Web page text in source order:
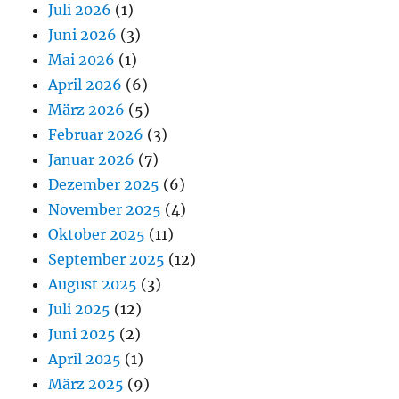
Juli 2026 (1)
Juni 2026 (3)
Mai 2026 (1)
April 2026 (6)
März 2026 (5)
Februar 2026 (3)
Januar 2026 (7)
Dezember 2025 (6)
November 2025 (4)
Oktober 2025 (11)
September 2025 (12)
August 2025 (3)
Juli 2025 (12)
Juni 2025 (2)
April 2025 (1)
März 2025 (9)